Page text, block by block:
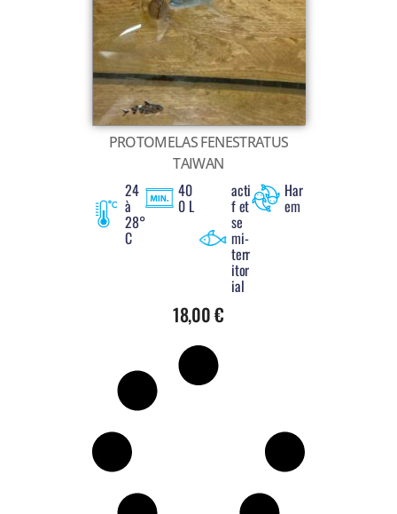
PROTOMELAS FENESTRATUS
TAIWAN
24
à
28°
C
40
0 L
acti
f et
se
mi-
terr
itor
ial
Har
em
18,00€